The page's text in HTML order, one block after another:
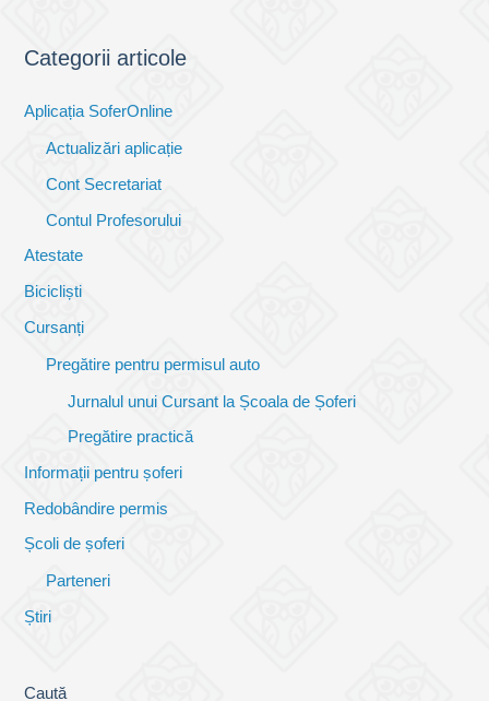
Categorii articole
Aplicația SoferOnline
Actualizări aplicație
Cont Secretariat
Contul Profesorului
Atestate
Bicicliști
Cursanți
Pregătire pentru permisul auto
Jurnalul unui Cursant la Școala de Șoferi
Pregătire practică
Informații pentru șoferi
Redobândire permis
Școli de șoferi
Parteneri
Știri
Caută